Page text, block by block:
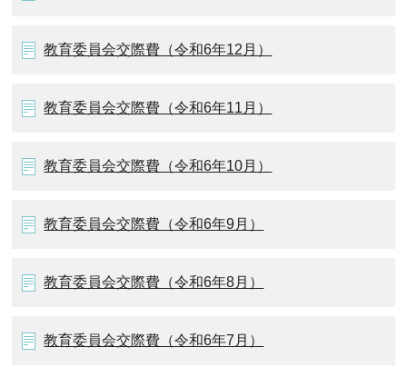
教育委員会交際費（令和6年12月）
教育委員会交際費（令和6年11月）
教育委員会交際費（令和6年10月）
教育委員会交際費（令和6年9月）
教育委員会交際費（令和6年8月）
教育委員会交際費（令和6年7月）